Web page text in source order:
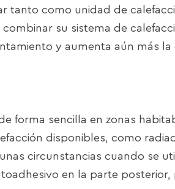
tanto como unidad de
su sistema de
y aumenta aún más la
forma sencilla en zonas
disponibles, como
circunstancias cuando se
en la parte